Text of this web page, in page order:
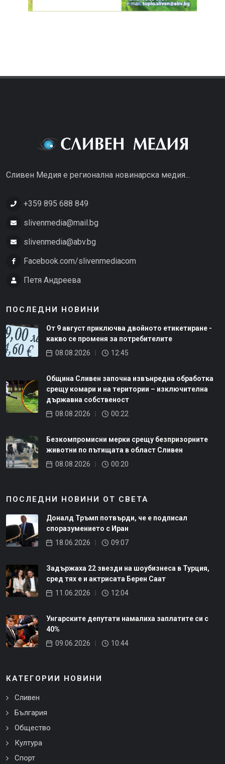
Сливен Медия е регионална новинарска медия...
+359 895 688 849
slivenmedia@mail.bg
slivenmedia@abv.bg
Facebook.com/slivenmediacom
Петя Андреева
ПОСЛЕДНИ НОВИНИ
От 9 август приключва двойното етикетиране -
какво се променя за потребителите
08.08.2026
12:45
Община Сливен започна извънредна обработка
срещу комари и на територии – изключителна
държавна собственост
08.08.2026
00:22
Безкомпромисни мерки срещу безпризорните
животни по пътищата в област Сливен
08.08.2026
00:20
ПОСЛЕДНИ НОВИНИ ОТ СВЕТА
Доналд Тръмп потвърди, че е подписал
споразумението с Иран
18.06.2026
09:07
Задържаха 22 звезди на шоубизнеса в Турция,
сред тях е и актрисата Берен Саат
11.06.2026
12:04
Унгарските депутати намалиха заплатите си с
40%
09.06.2026
10:44
КАТЕГОРИИ НОВИНИ
Сливен
България
Общество
Култура
Спорт